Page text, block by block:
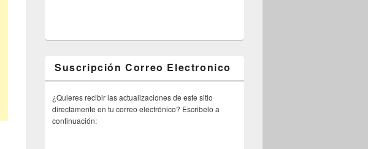
Suscripción Correo Electronico
¿Quieres recibir las actualizaciones de este sitio
directamente en tu correo electrónico? Escribelo a
continuación: